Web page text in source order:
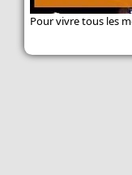
Pour vivre tous les